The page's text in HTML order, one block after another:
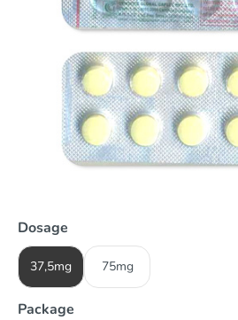
Dosage
37,5mg 75mg
Package